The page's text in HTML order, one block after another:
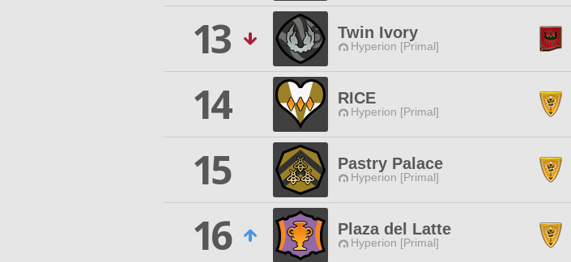
13
Twin Ivory
Hyperion [Primal]
14
RICE
Hyperion [Primal]
15
Pastry Palace
Hyperion [Primal]
16
Plaza del Latte
Hyperion [Primal]